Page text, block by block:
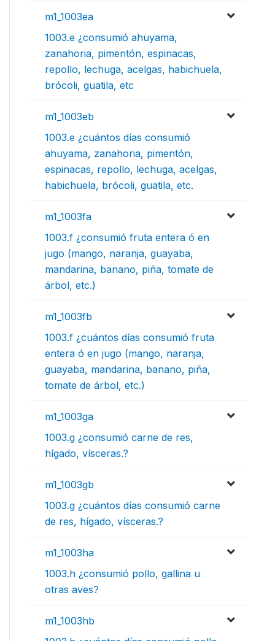
m1_1003ea
1003.e ¿consumió ahuyama,
zanahoria, pimentón, espinacas,
repollo, lechuga, acelgas, habichuela,
brócoli, guatila, etc
m1_1003eb
1003.e ¿cuántos días consumió
ahuyama, zanahoria, pimentón,
espinacas, repollo, lechuga, acelgas,
habichuela, brócoli, guatila, etc.
m1_1003fa
1003.f ¿consumió fruta entera ó en
jugo (mango, naranja, guayaba,
mandarina, banano, piña, tomate de
árbol, etc.)
m1_1003fb
1003.f ¿cuántos días consumió fruta
entera ó en jugo (mango, naranja,
guayaba, mandarina, banano, piña,
tomate de árbol, etc.)
m1_1003ga
1003.g ¿consumió carne de res,
hígado, vísceras.?
m1_1003gb
1003.g ¿cuántos días consumió carne
de res, hígado, vísceras.?
m1_1003ha
1003.h ¿consumió pollo, gallina u
otras aves?
m1_1003hb